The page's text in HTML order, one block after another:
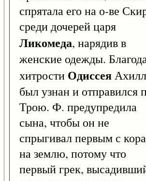
спрятала его на о-ве
среди дочерей царя
Ликомеда, нарядив в
женские одежды.
хитрости ОдиссеяАхилл
был узнан и отправился
Трою. Ф. предупредила
сына, чтобы он не
спрыгивал первым с
на землю, потому что
первый грек,